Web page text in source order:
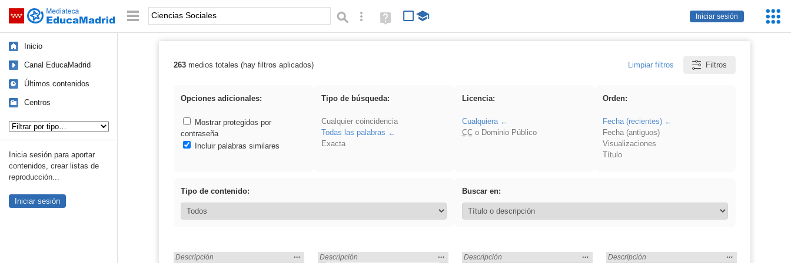
Saltar navegación
Iniciar sesión
Palabra o frase: Búsqueda avanzada
Ayuda
(en
Inicio
Canal EducaMadrid
Últimos contenidos
Centros
Inicia sesión para aportar
contenidos, crear listas de
reproducción...
Iniciar sesión
Resultados de: Ciencias Sociales
263medios totales (hay filtros aplicados) Limpiar filtros Filtros
Opciones adicionales:
Mostrar protegidos por
contraseña
Incluir palabras similares
Tipo de búsqueda:
Cualquier coincidencia
Todas las palabras
Exacta
Licencia:
Cualquiera
CCo Dominio Público
Orden:
Fecha (recientes)
Fecha (antiguos)
Visualizaciones
Título
Tipo de contenido: Buscar en:
Encontrado «Ciencias Sociales» en:
Descripción
Mostrar
… Encontrado «Ciencias Sociales» en:
Descripción
Mostrar
… Encontrado «Ciencias Sociales» en:
Descripción
Mostrar
… Encontrado «Ciencias Sociales» en:
Descripción
Mostrar
…